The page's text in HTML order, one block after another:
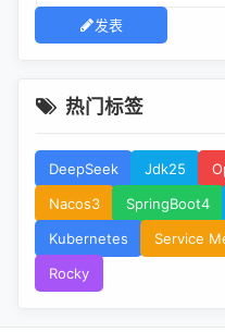
发表
热门标签
DeepSeek Jdk25
Nacos3
SpringBoot4
Kubernetes
Service
Rocky